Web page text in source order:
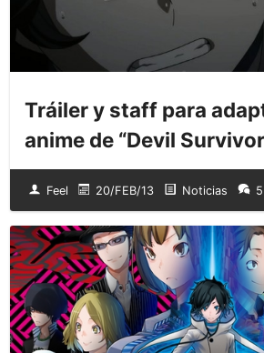
Tráiler y staff para
anime de “Devil
Feel 20/FEB/13 Noticias 5